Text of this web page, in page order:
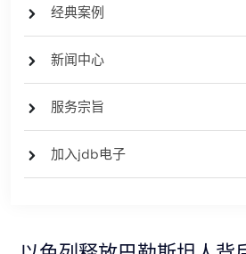
经典案例
新闻中心
服务宗旨
加入jdb电子